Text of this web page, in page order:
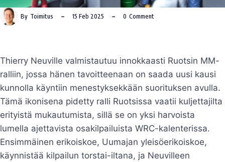
By Toimitus 15 Feb 2025 0 Comment
Thierry Neuville valmistautuu innokkaasti Ruotsin MM-
ralliin, jossa hänen tavoitteenaan on saada uusi kausi
kunnolla käyntiin menestyksekkään suorituksen avulla.
Tämä ikonisena pidetty ralli Ruotsissa vaatii kuljettajilta
erityistä mukautumista, sillä se on yksi harvoista
lumella ajettavista osakilpailuista WRC-kalenterissa.
Ensimmäinen erikoiskoe, Uumajan yleisöerikoiskoe,
käynnistää kilpailun torstai-iltana, ja Neuvilleen